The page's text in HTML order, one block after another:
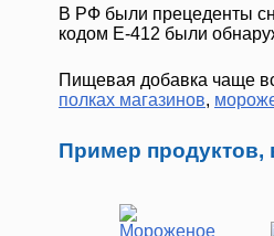
В РФ были прецеденты
кодом Е-412 были
Пищевая добавка чаще
полках магазинов,
Пример продуктов,